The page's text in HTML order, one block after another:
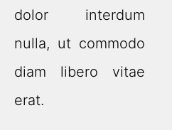
dolor interdum
nulla, ut commodo
diam libero vitae
erat.